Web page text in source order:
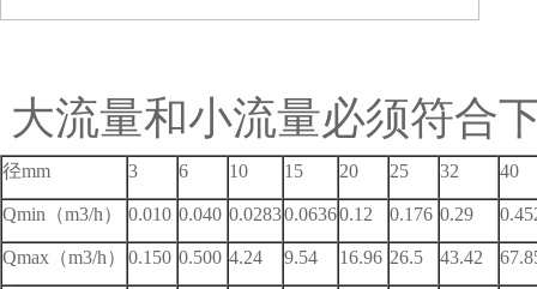
大流量和小流量必须符合
径mm 3 6 10 15 20 25 32 40
Qmin（m3/h） 0.010 0.040 0.02830.06360.12 0.176 0.29
Qmax（m3/h） 0.150 0.500 4.24 9.54 16.96 26.5 43.42